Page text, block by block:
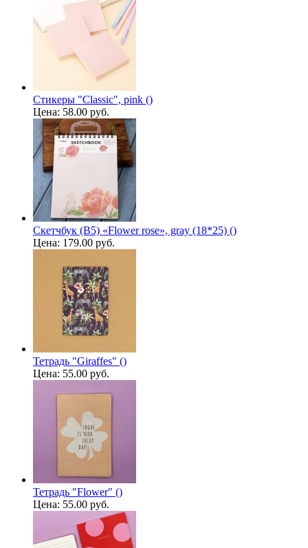
Стикеры "Classic", pink ()
Цена: 58.00 руб.
Скетчбук (B5) «Flower rose», gray (18*25) ()
Цена: 179.00 руб.
Тетрадь "Giraffes" ()
Цена: 55.00 руб.
Тетрадь "Flower" ()
Цена: 55.00 руб.